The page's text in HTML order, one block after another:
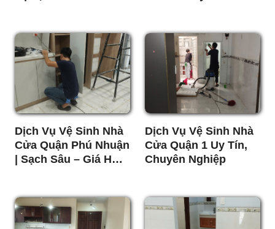
Dịch Vụ Vệ Sinh Nhà
Cửa Quận Phú Nhuận
| Sạch Sâu – Giá Hợp
Dịch Vụ Vệ Sinh Nhà
Cửa Quận 1 Uy Tín,
Chuyên Nghiệp